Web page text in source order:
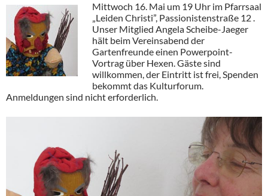
Mittwoch 16. Mai um 19 Uhr im Pfarrsaal
„Leiden Christi”, Passionistenstraße 12 .
Unser Mitglied Angela Scheibe-Jaeger
hält beim Vereinsabend der
Gartenfreunde einen Powerpoint-
Vortrag über Hexen. Gäste sind
willkommen, der Eintritt ist frei, Spenden
bekommt das Kulturforum.
Anmeldungen sind nicht erforderlich.